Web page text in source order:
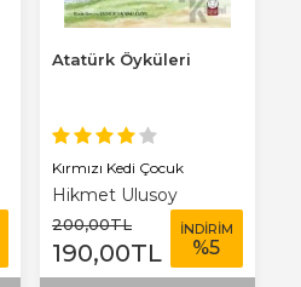
Atatürk Öyküleri
Kırmızı Kedi Çocuk
Hikmet Ulusoy
200,00TL
190,00TL
İNDİRİM
%5